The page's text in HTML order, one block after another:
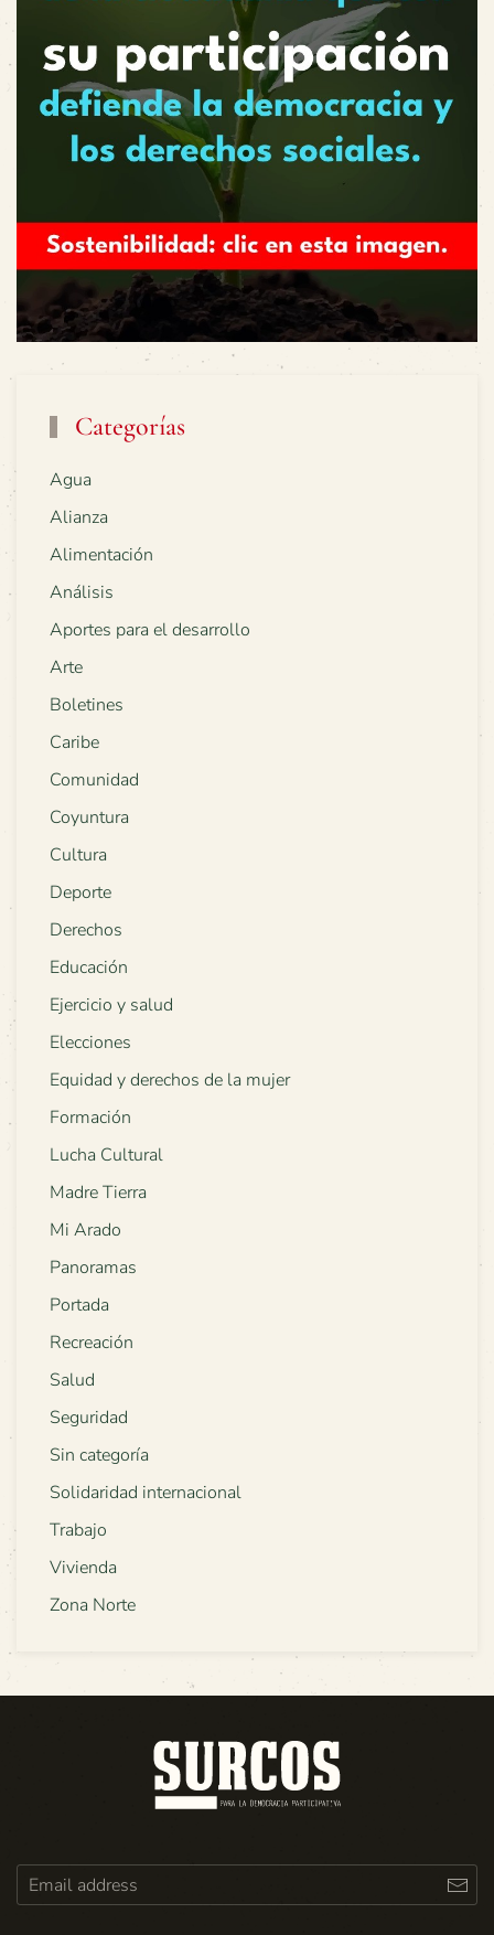
Categorías
Agua
Alianza
Alimentación
Análisis
Aportes para el desarrollo
Arte
Boletines
Caribe
Comunidad
Coyuntura
Cultura
Deporte
Derechos
Educación
Ejercicio y salud
Elecciones
Equidad y derechos de la mujer
Formación
Lucha Cultural
Madre Tierra
Mi Arado
Panoramas
Portada
Recreación
Salud
Seguridad
Sin categoría
Solidaridad internacional
Trabajo
Vivienda
Zona Norte